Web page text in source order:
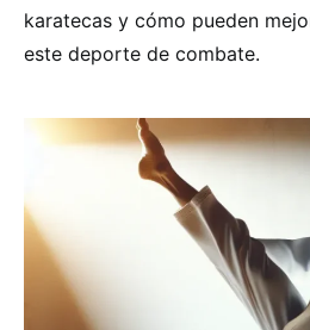
karatecas y cómo pueden
este deporte de combate.